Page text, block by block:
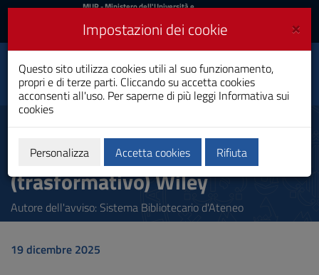
Vai
al
navigazione
del
sito
Vai
Footer
MIUR
Accedi
MUR- Ministero dell'Università e
Accedi UniCA News
Toggle
navigation
Università degli
Studi di Cagliari
Esaurimento APC per il 2025 -
Contratto read&publish
(trasformativo) Wiley
Autore dell'avviso: Sistema Bibliotecario d'Ateneo
19 dicembre 2025
×
Impostazioni dei cookie
Questo sito utilizza cookies utili al suo funzionamento,
propri e di terze parti. Cliccando su accetta cookies
acconsenti all'uso. Per saperne di più leggi Informativa sui
cookies
Personalizza Accetta cookies Rifiuta